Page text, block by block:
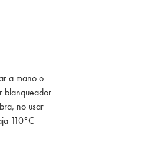
a mano o
blanqueador
no usar
110°C